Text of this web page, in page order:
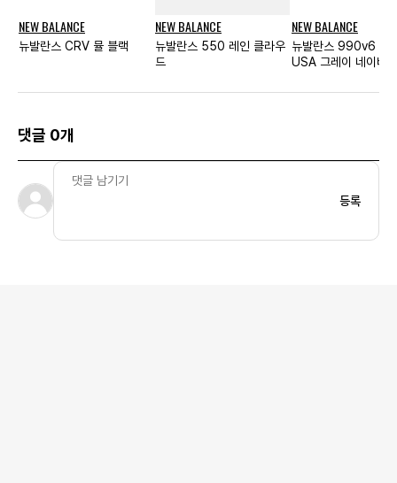
NEW BALANCE
뉴발란스 CRV 뮬 블랙
NEW BALANCE
뉴발란스 550 레인 클라우
드
NEW BALANCE
뉴발란스 990v6 메
USA 그레이 네이비
댓글 0개
등록